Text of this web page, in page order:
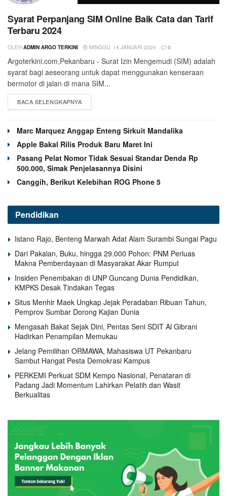
Syarat Perpanjang SIM Online Baik Cata dan Tarif
Terbaru 2024
OLEH ADMIN ARGO TERKINI MINGGU, 14 JANUARI 2024 0
Argoterkini.com,Pekanbaru - Surat Izin Mengemudi (SIM) adalah
syarat bagi aeseorang untuk dapat menggunakan kenseraan
bermotor di jalan di mana SIM...
BACA SELENGKAPNYA
Marc Marquez Anggap Enteng Sirkuit Mandalika
Apple Bakal Rilis Produk Baru Maret Ini
Pasang Pelat Nomor Tidak Sesuai Standar Denda Rp
500.000, Simak Penjelasannya Disini
Canggih, Berikut Kelebihan ROG Phone 5
Pendidikan
Istano Rajo, Benteng Marwah Adat Alam Surambi Sungai Pagu
Dari Pakaian, Buku, hingga 29.000 Pohon: PNM Perluas
Makna Pemberdayaan di Masyarakat Akar Rumput
Insiden Penembakan di UNP Guncang Dunia Pendidikan,
KMPKS Desak Tindakan Tegas
Situs Menhir Maek Ungkap Jejak Peradaban Ribuan Tahun,
Pemprov Sumbar Dorong Kajian Dunia
Mengasah Bakat Sejak Dini, Pentas Seni SDIT Al Gibrani
Hadirkan Penampilan Memukau
Jelang Pemilihan ORMAWA, Mahasiswa UT Pekanbaru
Sambut Hangat Pesta Demokrasi Kampus
PERKEMI Perkuat SDM Kempo Nasional, Penataran di
Padang Jadi Momentum Lahirkan Pelatih dan Wasit
Berkualitas